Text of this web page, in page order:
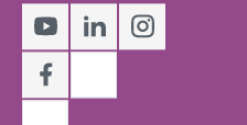
Youtube
LinkedInInstagram
Facebook